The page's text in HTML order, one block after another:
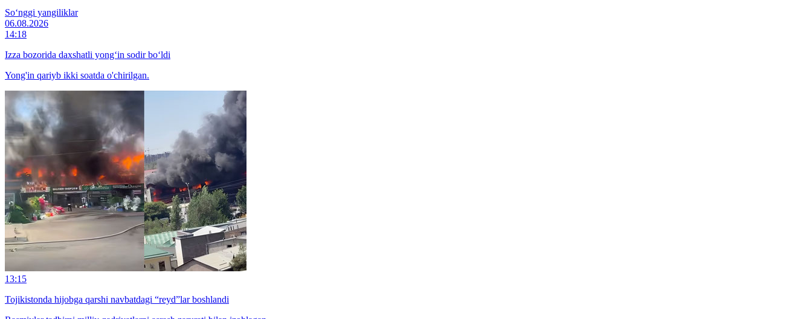
So‘nggi yangiliklar
06.08.2026
14:18
Izza bozorida daxshatli yong‘in sodir bo‘ldi
Yong'in qariyb ikki soatda o'chirilgan.
13:15
Tojikistonda hijobga qarshi navbatdagi “reyd”lar boshlandi